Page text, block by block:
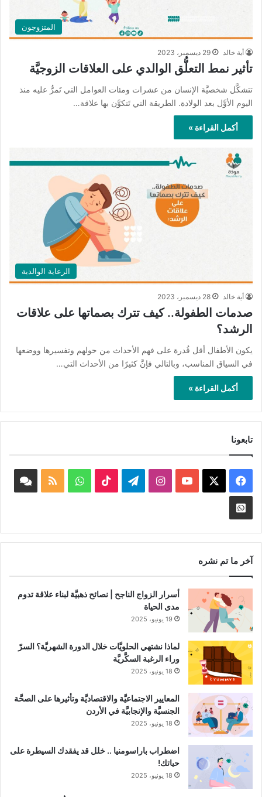
المتزوجون
أية خالد 29 ديسمبر، 2023
تأثير نمط التعلُّق الوالدي على العلاقات الزوجيَّة
تتشكَّل شخصيَّة الإنسان من عشرات ومئات العوامل التي تَمرُّ عليه منذ
اليوم الأوَّل بعد الولادة. الطريقة التي تَتكوَّن بها علاقة…
أكمل القراءة »
الرعاية الوالدية
أية خالد 28 ديسمبر، 2023
صدمات الطفولة.. كيف تترك بصماتها على علاقات
الرشد؟
يكون الأطفال أقل قُدرة على فهم الأحداث من حولهم وتفسيرها ووضعها
في السياق المناسب، وبالتالي فإنَّ كثيرًا من الأحداث التي…
أكمل القراءة »
تابعونا
فيسبوك ‫YouTubeانستقرامتيلقرام ‫TikTokواتسابملخص
Whatsapp
Channel
آخر ما تم نشره
أسرار الزواج الناجح | نصائح ذهبيَّة لبناء علاقة تدوم
مدى الحياة
19 يونيو، 2025
لماذا نشتهي الحلويَّات خلال الدورة الشهريَّة؟ السرّ
وراء الرغبة السكَّريَّة
18 يونيو، 2025
المعايير الاجتماعيَّة والاقتصاديَّة وتأثيرها على الصحَّة
الجنسيَّة والإنجابيَّة في الأردن
18 يونيو، 2025
اضطراب باراسومنيا .. خلل قد يفقدك السيطرة على
حياتك!
18 يونيو، 2025